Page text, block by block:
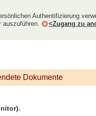
Authentifizierung
auszuführen.
<Zugang zu
Dokumente